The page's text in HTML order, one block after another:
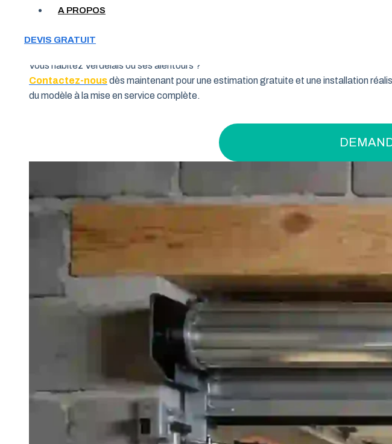
A PROPOS
DEVIS GRATUIT
Votre garage manque de place et vous cherchez une solution pratique pour
pourquoi de nombreux habitants de la région Nouvelle-Aquitaine font confiance à ce
Vous habitez Verdelais ou ses alentours ?
Contactez-nousdès maintenant pour une estimation gratuite et une installation
du modèle à la mise en service complète.